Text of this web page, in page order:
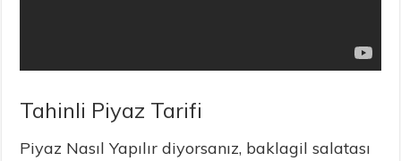
Tahinli Piyaz Tarifi
Piyaz Nasıl Yapılır diyorsanız, baklagil salatası